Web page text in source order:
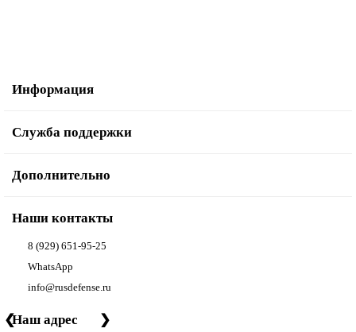
Информация
Служба поддержки
Дополнительно
Наши контакты
8 (929) 651-95-25
WhatsApp
info@rusdefense.ru
❮Наш адрес ❯